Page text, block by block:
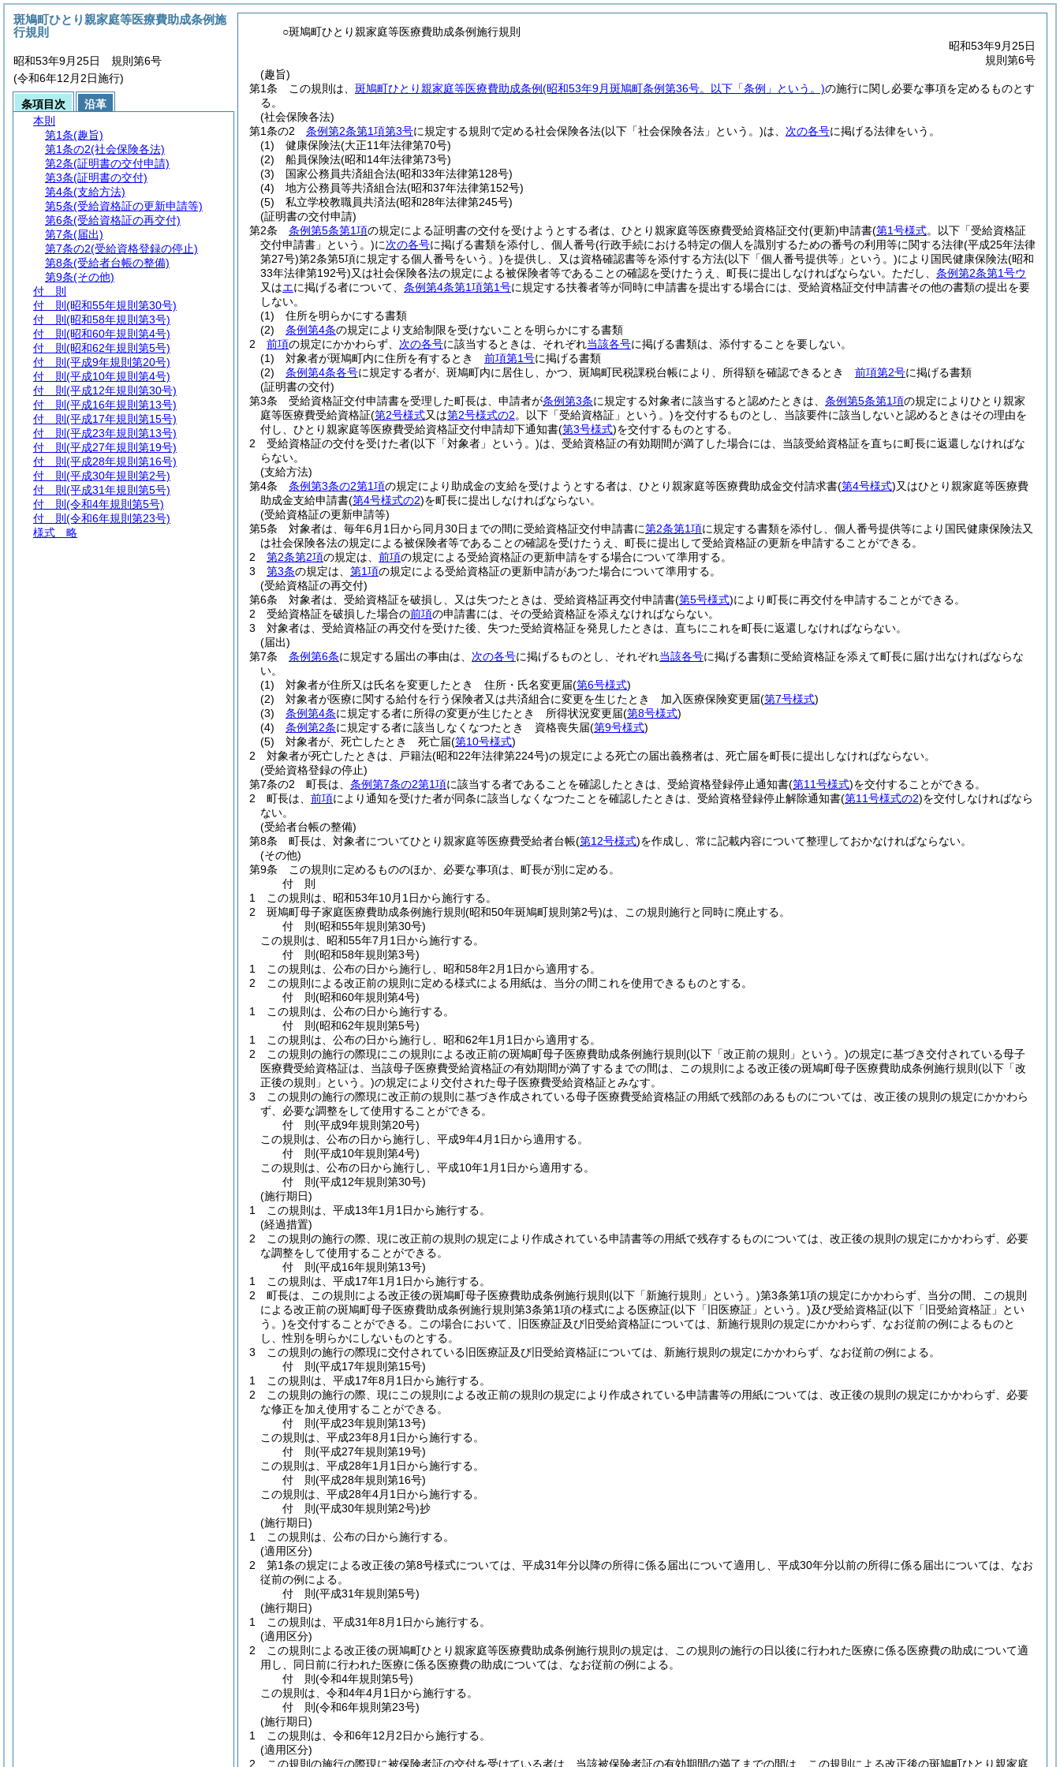
○斑鳩町ひとり親家庭等医療費助成条例施行規則
昭和53年9月25日
規則第6号
(趣旨)
第1条
この規則は、 斑鳩町ひとり親家庭等医療費助成条例(昭和53年9月斑鳩町条例第36号。以下「条例」という。)の施行に関し必要な事項を定めるものとす
る。
(社会保険各法)
第1条の2
条例第2条第1項第3号に規定する規則で定める社会保険各法(以下「社会保険各法」という。)は、 次の各号に掲げる法律をいう。
(1)
健康保険法(大正11年法律第70号)
(2)
船員保険法(昭和14年法律第73号)
(3)
国家公務員共済組合法(昭和33年法律第128号)
(4)
地方公務員等共済組合法(昭和37年法律第152号)
(5)
私立学校教職員共済法(昭和28年法律第245号)
(証明書の交付申請)
第2条
条例第5条第1項の規定による証明書の交付を受けようとする者は、ひとり親家庭等医療費受給資格証交付(更新)申請書(第1号様式。以下「受給資格証
交付申請書」という。)に次の各号に掲げる書類を添付し、個人番号(行政手続における特定の個人を識別するための番号の利用等に関する法律(平成25年法律
第27号)第2条第5項に規定する個人番号をいう。)を提供し、又は資格確認書等を添付する方法(以下「個人番号提供等」という。)により国民健康保険法(昭和
33年法律第192号)又は社会保険各法の規定による被保険者等であることの確認を受けたうえ、町長に提出しなければならない。 ただし、 条例第2条第1号ウ
又はエに掲げる者について、 条例第4条第1項第1号に規定する扶養者等が同時に申請書を提出する場合には、受給資格証交付申請書その他の書類の提出を要
しない。
(1)
住所を明らかにする書類
(2)
条例第4条の規定により支給制限を受けないことを明らかにする書類
2
前項の規定にかかわらず、 次の各号に該当するときは、それぞれ当該各号に掲げる書類は、添付することを要しない。
(1)
対象者が斑鳩町内に住所を有するとき 前項第1号に掲げる書類
(2)
条例第4条各号に規定する者が、斑鳩町内に居住し、かつ、斑鳩町民税課税台帳により、所得額を確認できるとき 前項第2号に掲げる書類
(証明書の交付)
第3条
受給資格証交付申請書を受理した町長は、申請者が条例第3条に規定する対象者に該当すると認めたときは、 条例第5条第1項の規定によりひとり親家
庭等医療費受給資格証(第2号様式又は第2号様式の2。以下「受給資格証」という。)を交付するものとし、当該要件に該当しないと認めるときはその理由を
付し、ひとり親家庭等医療費受給資格証交付申請却下通知書(第3号様式)を交付するものとする。
2
受給資格証の交付を受けた者(以下「対象者」という。)は、受給資格証の有効期間が満了した場合には、当該受給資格証を直ちに町長に返還しなければな
らない。
(支給方法)
第4条
条例第3条の2第1項の規定により助成金の支給を受けようとする者は、ひとり親家庭等医療費助成金交付請求書(第4号様式)又はひとり親家庭等医療費
助成金支給申請書(第4号様式の2)を町長に提出しなければならない。
(受給資格証の更新申請等)
第5条
対象者は、毎年6月1日から同月30日までの間に受給資格証交付申請書に第2条第1項に規定する書類を添付し、個人番号提供等により国民健康保険法又
は社会保険各法の規定による被保険者等であることの確認を受けたうえ、町長に提出して受給資格証の更新を申請することができる。
2
第2条第2項の規定は、 前項の規定による受給資格証の更新申請をする場合について準用する。
3
第3条の規定は、 第1項の規定による受給資格証の更新申請があつた場合について準用する。
(受給資格証の再交付)
第6条
対象者は、受給資格証を破損し、又は失つたときは、受給資格証再交付申請書(第5号様式)により町長に再交付を申請することができる。
2
受給資格証を破損した場合の前項の申請書には、その受給資格証を添えなければならない。
3
対象者は、受給資格証の再交付を受けた後、失つた受給資格証を発見したときは、直ちにこれを町長に返還しなければならない。
(届出)
第7条
条例第6条に規定する届出の事由は、 次の各号に掲げるものとし、それぞれ当該各号に掲げる書類に受給資格証を添えて町長に届け出なければならな
い。
(1)
対象者が住所又は氏名を変更したとき 住所・氏名変更届(第6号様式)
(2)
対象者が医療に関する給付を行う保険者又は共済組合に変更を生じたとき 加入医療保険変更届(第7号様式)
(3)
条例第4条に規定する者に所得の変更が生じたとき 所得状況変更届(第8号様式)
(4)
条例第2条に規定する者に該当しなくなつたとき 資格喪失届(第9号様式)
(5)
対象者が、死亡したとき 死亡届(第10号様式)
2
対象者が死亡したときは、戸籍法(昭和22年法律第224号)の規定による死亡の届出義務者は、死亡届を町長に提出しなければならない。
(受給資格登録の停止)
第7条の2
町長は、 条例第7条の2第1項に該当する者であることを確認したときは、受給資格登録停止通知書(第11号様式)を交付することができる。
2
町長は、 前項により通知を受けた者が同条に該当しなくなつたことを確認したときは、受給資格登録停止解除通知書(第11号様式の2)を交付しなければなら
ない。
(受給者台帳の整備)
第8条
町長は、対象者についてひとり親家庭等医療費受給者台帳(第12号様式)を作成し、常に記載内容について整理しておかなければならない。
(その他)
第9条
この規則に定めるもののほか、必要な事項は、町長が別に定める。
付 則
1
この規則は、昭和53年10月1日から施行する。
2
斑鳩町母子家庭医療費助成条例施行規則 (昭和50年斑鳩町規則第2号)は、この規則施行と同時に廃止する。
付 則(昭和55年規則第30号)
この規則は、昭和55年7月1日から施行する。
付 則(昭和58年規則第3号)
1
この規則は、公布の日から施行し、昭和58年2月1日から適用する。
2
この規則による改正前の規則に定める様式による用紙は、当分の間これを使用できるものとする。
付 則(昭和60年規則第4号)
1
この規則は、公布の日から施行する。
付 則(昭和62年規則第5号)
1
この規則は、公布の日から施行し、昭和62年1月1日から適用する。
2
この規則の施行の際現にこの規則による改正前の斑鳩町母子医療費助成条例施行規則 (以下「改正前の規則」という。)の規定に基づき交付されている母子
医療費受給資格証は、当該母子医療費受給資格証の有効期間が満了するまでの間は、この規則による改正後の斑鳩町母子医療費助成条例施行規則 (以下「改
正後の規則」という。)の規定により交付された母子医療費受給資格証とみなす。
3
この規則の施行の際現に改正前の規則に基づき作成されている母子医療費受給資格証の用紙で残部のあるものについては、改正後の規則の規定にかかわら
ず、必要な調整をして使用することができる。
付 則(平成9年規則第20号)
この規則は、公布の日から施行し、平成9年4月1日から適用する。
付 則(平成10年規則第4号)
この規則は、公布の日から施行し、平成10年1月1日から適用する。
付 則(平成12年規則第30号)
(施行期日)
1
この規則は、平成13年1月1日から施行する。
(経過措置)
2
この規則の施行の際、現に改正前の規則の規定により作成されている申請書等の用紙で残存するものについては、改正後の規則の規定にかかわらず、必要
な調整をして使用することができる。
付 則(平成16年規則第13号)
1
この規則は、平成17年1月1日から施行する。
2
町長は、この規則による改正後の斑鳩町母子医療費助成条例施行規則 (以下「新施行規則」という。)第3条第1項の規定にかかわらず、当分の間、この規則
による改正前の斑鳩町母子医療費助成条例施行規則第3条第1項の様式による医療証(以下「旧医療証」という。)及び受給資格証(以下「旧受給資格証」とい
う。)を交付することができる。
この場合において、旧医療証及び旧受給資格証については、新施行規則の規定にかかわらず、なお従前の例によるものと
し、性別を明らかにしないものとする。
3
この規則の施行の際現に交付されている旧医療証及び旧受給資格証については、新施行規則の規定にかかわらず、なお従前の例による。
付 則(平成17年規則第15号)
1
この規則は、平成17年8月1日から施行する。
2
この規則の施行の際、現にこの規則による改正前の規則の規定により作成されている申請書等の用紙については、改正後の規則の規定にかかわらず、必要
な修正を加え使用することができる。
付 則(平成23年規則第13号)
この規則は、平成23年8月1日から施行する。
付 則(平成27年規則第19号)
この規則は、平成28年1月1日から施行する。
付 則(平成28年規則第16号)
この規則は、平成28年4月1日から施行する。
付 則(平成30年規則第2号)抄
(施行期日)
1
この規則は、公布の日から施行する。
(適用区分)
2
第1条の規定による改正後の第8号様式については、平成31年分以降の所得に係る届出について適用し、平成30年分以前の所得に係る届出については、なお
従前の例による。
付 則(平成31年規則第5号)
(施行期日)
1
この規則は、平成31年8月1日から施行する。
(適用区分)
2
この規則による改正後の斑鳩町ひとり親家庭等医療費助成条例施行規則の規定は、この規則の施行の日以後に行われた医療に係る医療費の助成について適
用し、同日前に行われた医療に係る医療費の助成については、なお従前の例による。
付 則(令和4年規則第5号)
この規則は、令和4年4月1日から施行する。
付 則(令和6年規則第23号)
(施行期日)
1
この規則は、令和6年12月2日から施行する。
(適用区分)
2
この規則の施行の際現に被保険者証の交付を受けている者は、当該被保険者証の有効期間の満了までの間は、この規則による改正後の斑鳩町ひとり親家庭
斑鳩町ひとり親家庭等医療費助成条例施
行規則
昭和53年9月25日 規則第6号
(令和6年12月2日施行)
条項目次
沿革
本則
第1条(趣旨)
第1条の2(社会保険各法)
第2条(証明書の交付申請)
第3条(証明書の交付)
第4条(支給方法)
第5条(受給資格証の更新申請等)
第6条(受給資格証の再交付)
第7条(届出)
第7条の2(受給資格登録の停止)
第8条(受給者台帳の整備)
第9条(その他)
付 則
付 則 (昭和55年規則第30号)
付 則 (昭和58年規則第3号)
付 則 (昭和60年規則第4号)
付 則 (昭和62年規則第5号)
付 則 (平成9年規則第20号)
付 則 (平成10年規則第4号)
付 則 (平成12年規則第30号)
付 則 (平成16年規則第13号)
付 則 (平成17年規則第15号)
付 則 (平成23年規則第13号)
付 則 (平成27年規則第19号)
付 則 (平成28年規則第16号)
付 則 (平成30年規則第2号)
付 則 (平成31年規則第5号)
付 則 (令和4年規則第5号)
付 則 (令和6年規則第23号)
様式 略